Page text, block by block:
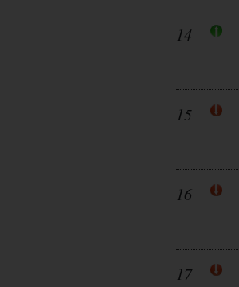
14
15
16
17